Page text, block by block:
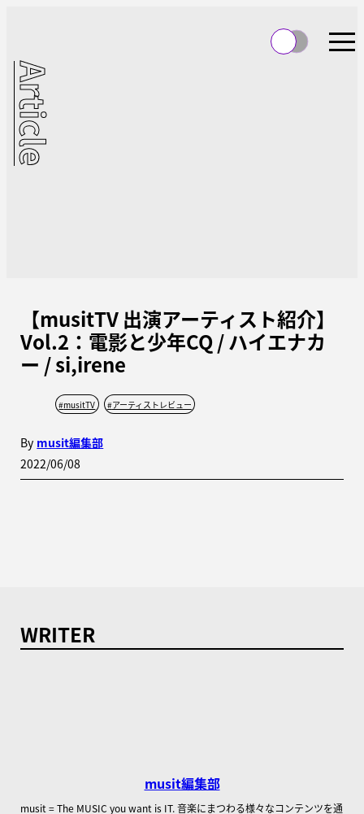
Article
【musitTV 出演アーティスト紹介】
Vol.2：電影と少年CQ / ハイエナカ
ー / si,irene
#musitTV #アーティストレビュー
By musit編集部
2022/06/08
WRITER
musit編集部
musit = The MUSIC you want is IT. 音楽にまつわる様々なコンテンツを通